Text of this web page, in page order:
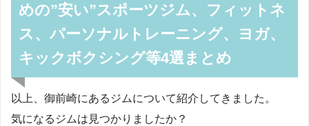
めの”安い”スポーツジム、フィットネ
ス、パーソナルトレーニング、ヨガ、
キックボクシング等4選まとめ
以上、御前崎にあるジムについて紹介してきました。
気になるジムは見つかりましたか？